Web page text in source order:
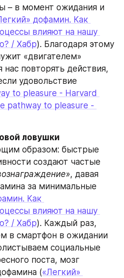
– в момент ожидания и
дофамин. Как
влияют на нашу
/ Хабр). Благодаря этому
«двигателем»
повторять действия,
удовольствие
to pleasure - Harvard
pathway to pleasure -
ловушки
образом: быстрые
создают частые
, давая
за минимальные
Как
влияют на нашу
/ Хабр). Каждый раз,
в смартфон в ожидании
социальные
поста, мозг
(«Легкий»